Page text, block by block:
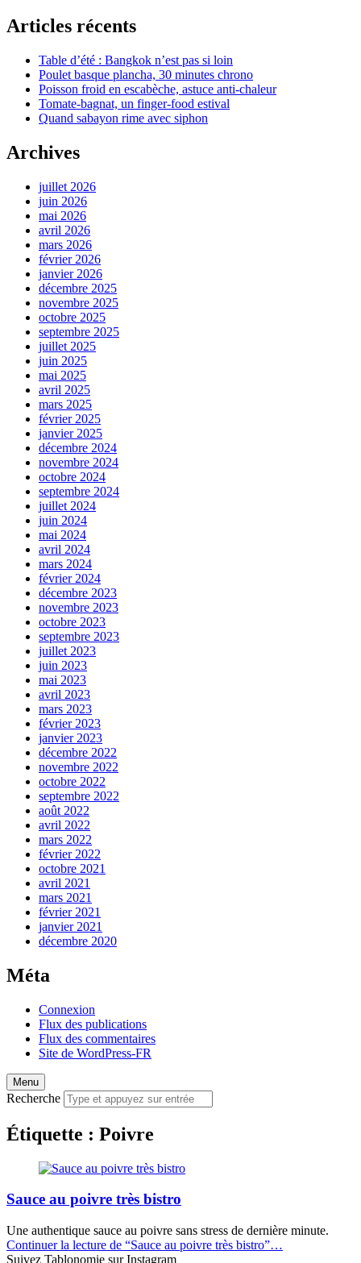
Articles récents
Table d’été : Bangkok n’est pas si loin
Poulet basque plancha, 30 minutes chrono
Poisson froid en escabèche, astuce anti-chaleur
Tomate-bagnat, un finger-food estival
Quand sabayon rime avec siphon
Archives
juillet 2026
juin 2026
mai 2026
avril 2026
mars 2026
février 2026
janvier 2026
décembre 2025
novembre 2025
octobre 2025
septembre 2025
juillet 2025
juin 2025
mai 2025
avril 2025
mars 2025
février 2025
janvier 2025
décembre 2024
novembre 2024
octobre 2024
septembre 2024
juillet 2024
juin 2024
mai 2024
avril 2024
mars 2024
février 2024
décembre 2023
novembre 2023
octobre 2023
septembre 2023
juillet 2023
juin 2023
mai 2023
avril 2023
mars 2023
février 2023
janvier 2023
décembre 2022
novembre 2022
octobre 2022
septembre 2022
août 2022
avril 2022
mars 2022
février 2022
octobre 2021
avril 2021
mars 2021
février 2021
janvier 2021
décembre 2020
Méta
Connexion
Flux des publications
Flux des commentaires
Site de WordPress-FR
Menu
Recherche
Étiquette : Poivre
Sauce au poivre très bistro
Une authentique sauce au poivre sans stress de dernière minute.
Continuer la lecture de “Sauce au poivre très bistro”…
Suivez Tablonomie sur Instagram